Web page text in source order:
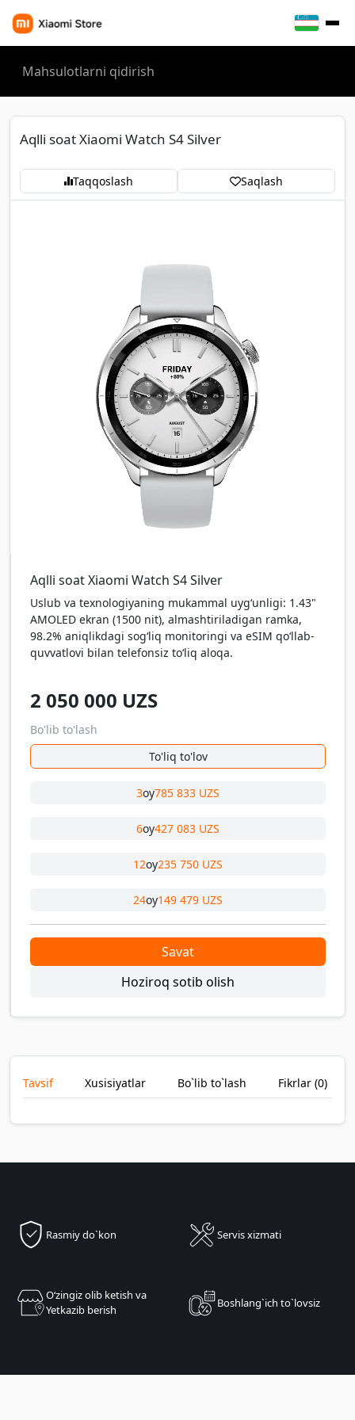
Aqlli soat Xiaomi Watch S4 Silver
Taqqoslash Saqlash
Aqlli soat Xiaomi Watch S4 Silver
Uslub va texnologiyaning mukammal uyg‘unligi: 1.43"
AMOLED ekran (1500 nit), almashtiriladigan ramka,
98.2% aniqlikdagi sog‘liq monitoringi va eSIM qo‘llab-
quvvatlovi bilan telefonsiz to‘liq aloqa.
2 050 000 UZS
Bo'lib to'lash
To'liq to'lov
3oy785 833 UZS
6oy427 083 UZS
12oy235 750 UZS
24oy149 479 UZS
Savat
Hoziroq sotib olish
Tavsif Xusisiyatlar Bo`lib to`lash Fikrlar (0)
Rasmiy do`kon Servis xizmati
Oʻzingiz olib ketish va
Yetkazib berish
Boshlang`ich to`lovsiz